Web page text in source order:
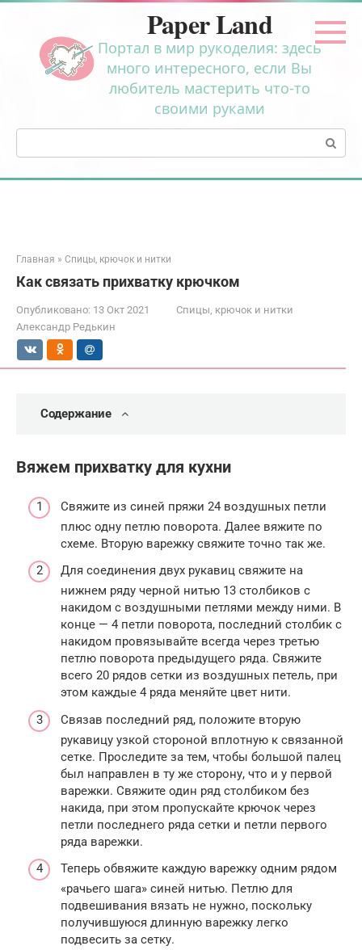
Перейти
контенту
Paper Land
Портал в мир рукоделия: здесь
много интересного, если Вы
любитель мастерить что-то
своими руками
Поиск:
Главная » Спицы, крючок и нитки
Как связать прихватку крючком
Опубликовано: 13 Окт 2021
Спицы, крючок и нитки
Александр Редькин
Содержание
Вяжем прихватку для кухни
Свяжите из синей пряжи 24 воздушных петли
плюс одну петлю поворота. Далее вяжите по
схеме. Вторую варежку свяжите точно так же.
Для соединения двух рукавиц свяжите на
нижнем ряду черной нитью 13 столбиков с
накидом с воздушными петлями между ними. В
конце — 4 петли поворота, последний столбик с
накидом провязывайте всегда через третью
петлю поворота предыдущего ряда. Свяжите
всего 20 рядов сетки из воздушных петель, при
этом каждые 4 ряда меняйте цвет нити.
Связав последний ряд, положите вторую
рукавицу узкой стороной вплотную к связанной
сетке. Проследите за тем, чтобы большой палец
был направлен в ту же сторону, что и у первой
варежки. Свяжите один ряд столбиком без
накида, при этом пропускайте крючок через
петли последнего ряда сетки и петли первого
ряда варежки.
Теперь обвяжите каждую варежку одним рядом
«рачьего шага» синей нитью. Петлю для
подвешивания вязать не нужно, поскольку
получившуюся длинную варежку легко
подвесить за сетку.